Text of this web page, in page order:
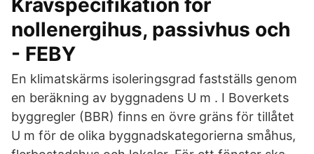
Kravspecifikation för
nollenergihus, passivhus och
- FEBY
En klimatskärms isoleringsgrad fastställs genom
en beräkning av byggnadens U m . I Boverkets
byggregler (BBR) finns en övre gräns för tillåtet
U m för de olika byggnadskategorierna småhus,